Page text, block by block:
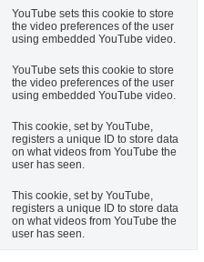
YouTube sets this cookie to store
the video preferences of the user
using embedded YouTube video.
YouTube sets this cookie to store
the video preferences of the user
using embedded YouTube video.
This cookie, set by YouTube,
registers a unique ID to store data
on what videos from YouTube the
user has seen.
This cookie, set by YouTube,
registers a unique ID to store data
on what videos from YouTube the
user has seen.